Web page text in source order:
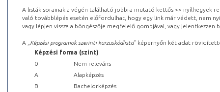
A listák sorainak a végén található jobbra mutató kettős >> nyílhegyek
való továbblépés esetén előfordulhat, hogy egy link már védett, nem
vagy lépjen vissza a böngészője megfelelő gombjával, vagy
A „ Képzési programok szerinti kurzuskódlista” képernyőn két adat
Képzési forma (szint)
0
Nem releváns
A
Alapképzés
B
Bachelorképzés